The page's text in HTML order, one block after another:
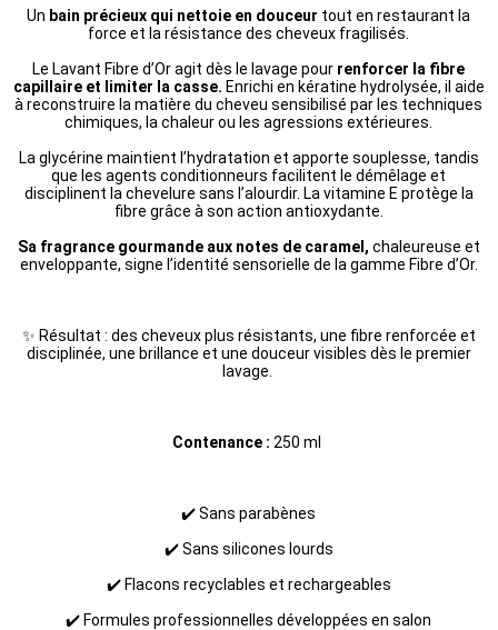
Un bain précieux qui nettoie en douceur tout en restaurant la
force et la résistance des cheveux fragilisés.
Le Lavant Fibre d’Or agit dès le lavage pour renforcer la fibre
capillaire et limiter la casse. Enrichi en kératine hydrolysée, il aide
à reconstruire la matière du cheveu sensibilisé par les techniques
chimiques, la chaleur ou les agressions extérieures.
La glycérine maintient l’hydratation et apporte souplesse, tandis
que les agents conditionneurs facilitent le démêlage et
disciplinent la chevelure sans l’alourdir. La vitamine E protège la
fibre grâce à son action antioxydante.
Sa fragrance gourmande aux notes de caramel, chaleureuse et
enveloppante, signe l’identité sensorielle de la gamme Fibre d’Or.
✨ Résultat : des cheveux plus résistants, une fibre renforcée et
disciplinée, une brillance et une douceur visibles dès le premier
lavage.
Contenance : 250 ml
✔️ Sans parabènes
✔️ Sans silicones lourds
✔️ Flacons recyclables et rechargeables
✔️ Formules professionnelles développées en salon